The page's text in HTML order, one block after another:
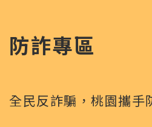
防詐專區
全民反詐騙，桃園攜手